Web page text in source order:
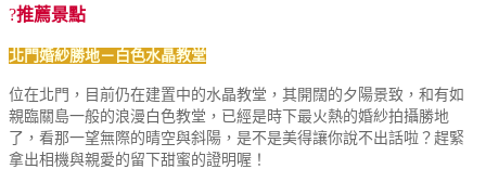
?推薦景點
北門婚紗勝地－白色水晶教堂
位在北門，目前仍在建置中的水晶教堂，其開闊的夕陽景致，和有如
親臨關島一般的浪漫白色教堂，已經是時下最火熱的婚紗拍攝勝地
了，看那一望無際的晴空與斜陽，是不是美得讓你說不出話啦？趕緊
拿出相機與親愛的留下甜蜜的證明喔！